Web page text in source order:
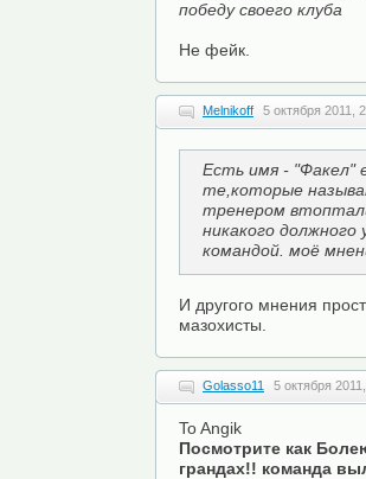
победу своего клуба
Не фейк.
Melnikoff 5 октября 2011,
Есть имя - "Факел"
те,которые
тренером
никакого должного
командой. моё
И другого мнения
мазохисты.
Golasso11 5 октября
To Angik
Посмотрите как
грандах!! команда